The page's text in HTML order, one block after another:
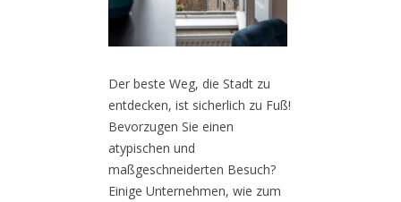
Der beste Weg, die Stadt zu
entdecken, ist sicherlich zu Fuß!
Bevorzugen Sie einen
atypischen und
maßgeschneiderten Besuch?
Einige Unternehmen, wie zum